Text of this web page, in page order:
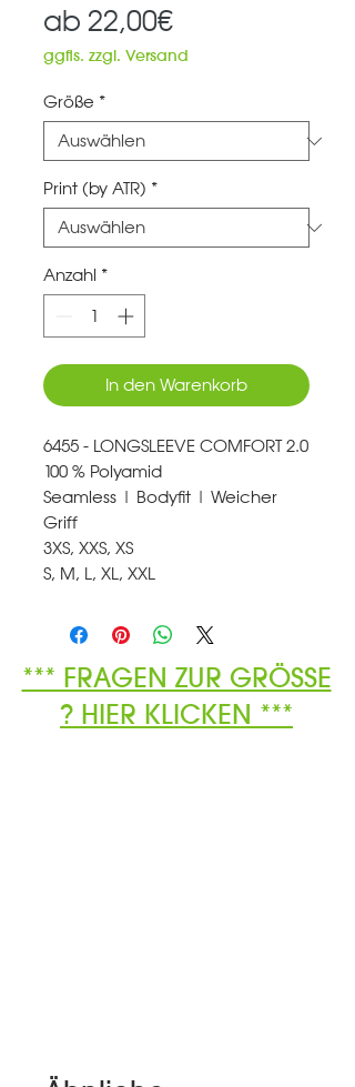
ab 22,00€Sale-
Preis
ggfls. zzgl. Versand
Größe *
Print (by ATR) *
Anzahl *
In den Warenkorb
6455 - LONGSLEEVE COMFORT 2.0
100 % Polyamid
Seamless | Bodyfit | Weicher
Griff
3XS, XXS, XS
S, M, L, XL, XXL
*** FRAGEN ZUR GRÖSSE
? HIER KLICKEN ***